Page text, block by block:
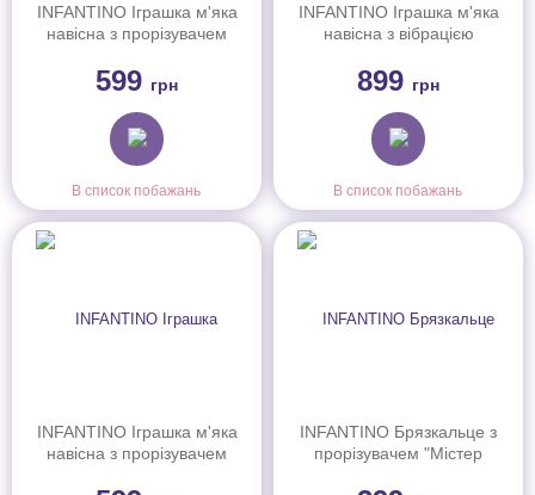
INFANTINO Іграшка м'яка
навісна з прорізувачем
599 грн
В список побажань
INFANTINO Іграшка м'яка
навісна з вібрацією
899 грн
В список побажань
INFANTINO Іграшка м'яка
навісна з прорізувачем
INFANTINO Брязкальце з
прорізувачем "Містер